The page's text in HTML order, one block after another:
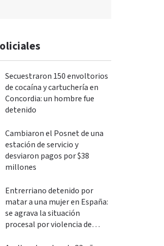
Secuestraron 150 envoltorios
de cocaína y cartuchería en
Concordia: un hombre fue
detenido
Cambiaron el Posnet de una
estación de servicio y
desviaron pagos por $38
millones
Entrerriano detenido por
matar a una mujer en España:
se agrava la situación
procesal por violencia de